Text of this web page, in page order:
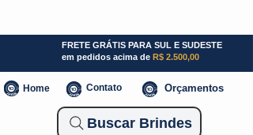
FRETE GRÁTIS PARA SUL E SUDESTE
em pedidos acima de R$ 2.500,00
Home Contato Orçamentos
Buscar Brindes